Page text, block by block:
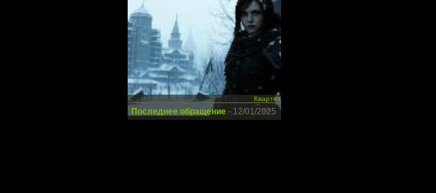
Квартет
Последнее обращение - 12/01/2025